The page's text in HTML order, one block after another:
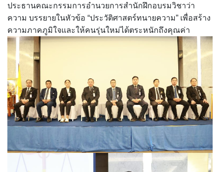
ประธานคณะกรรมการอำนวยการสำนักฝึกอบรมวิชาว่า
ความ บรรยายในหัวข้อ “ประวัติศาสตร์ทนายความ” เพื่อสร้าง
ความภาคภูมิใจและให้คนรุ่นใหม่ได้ตระหนักถึงคุณค่า